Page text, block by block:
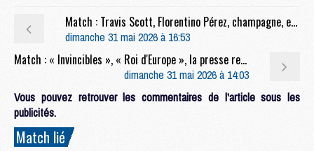
Match : Travis Scott, Florentino Pérez, champagne, etc : la nuit parisienne après PSG/Arsenal
dimanche 31 mai 2026 à 16:53
Match : « Invincibles », « Roi d'Europe », la presse rend hommage au PSG et à Luis Enrique
dimanche 31 mai 2026 à 14:03
Vous pouvez retrouver les commentaires de l'article sous les
publicités.
Match lié